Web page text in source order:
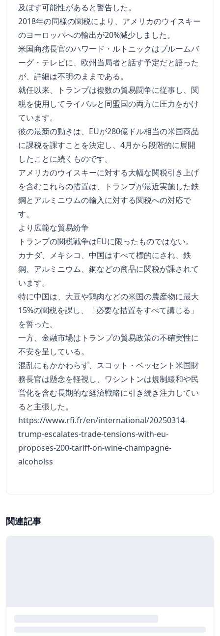
及ぼす可能性があると警告した。
2018年の同様の関税により、アメリカのウイスキー
のヨーロッパへの輸出が20%減少しました。
米国商務長官のハワード・ルトニックはブルームバ
ーグ・テレビに、欧州当局者と話す予定だと語った
が、詳細は不明のままである。
就任以来、トランプは複数の貿易闘争に従事し、関
税を使用してライバルと同盟国の両方に圧力をかけ
ています。
彼の最新の動きは、EUが280億ドル相当の米国商品
に課税を課すことを決定し、4月から段階的に展開
したことに続くものです。
アメリカのウイスキーに対する大幅な関税引き上げ
を含むこれらの措置は、トランプが最近実施した鉄
鋼とアルミニウムの輸入に対する関税への対応で
す。
より広範な貿易紛争
トランプの関税戦争はEUに限ったものではない。
カナダ、メキシコ、中国はすべて標的にされ、鉄
鋼、アルミニウム、銅などの商品に関税が課されて
います。
特に中国は、大豆や鶏肉などの米国の農産物に最大
15%の関税を課し、「必要な措置をすべて講じる」
を誓った。
一方、金融市場はトランプの貿易政策の不確実性に
不安を呈している。
混乱にもかかわらず、スコット・ベッセント米国財
務長官は懸念を軽視し、ワシントンは規制緩和や民
営化を含む長期的な経済戦略に引き続き注力してい
ると主張した。
https://www.rfi.fr/en/international/20250314-
trump-escalates-trade-tensions-with-eu-
proposes-200-tariff-on-wine-champagne-
alcoholss
関連記事